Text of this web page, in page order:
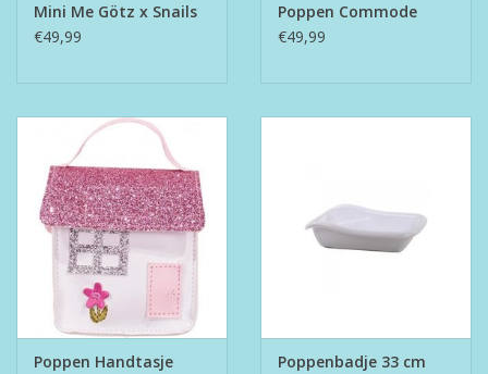
Mini Me Götz x Snails
€49,99
Poppen Commode
€49,99
Poppen Handtasje
Poppenbadje 33 cm